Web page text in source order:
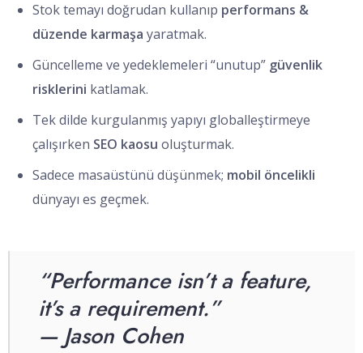
Stok temayı doğrudan kullanıp performans &
düzende karmaşa yaratmak.
Güncelleme ve yedeklemeleri “unutup” güvenlik
risklerini katlamak.
Tek dilde kurgulanmış yapıyı globalleştirmeye
çalışırken SEO kaosu oluşturmak.
Sadece masaüstünü düşünmek; mobil öncelikli
dünyayı es geçmek.
“Performance isn’t a feature,
it’s a requirement.”
— Jason Cohen